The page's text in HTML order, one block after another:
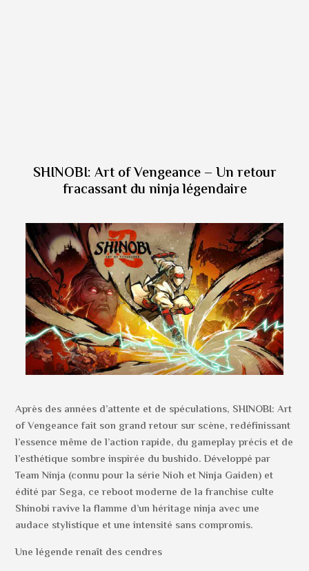
SHINOBI: Art of Vengeance – Un retour
fracassant du ninja légendaire
Après des années d’attente et de spéculations, SHINOBI: Art
of Vengeance fait son grand retour sur scène, redéfinissant
l’essence même de l’action rapide, du gameplay précis et de
l’esthétique sombre inspirée du bushido. Développé par
Team Ninja (connu pour la série Nioh et Ninja Gaiden) et
édité par Sega, ce reboot moderne de la franchise culte
Shinobi ravive la flamme d’un héritage ninja avec une
audace stylistique et une intensité sans compromis.
Une légende renaît des cendres